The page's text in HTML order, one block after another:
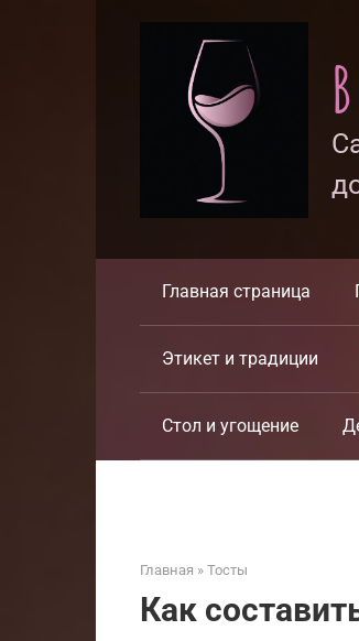
Главная страница
Этикет и традиции
Стол и угощение
Главная » Тосты
Как